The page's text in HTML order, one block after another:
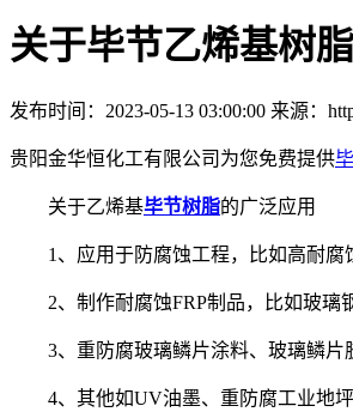
关于毕节乙烯基树
发布时间：2023-05-13 03:00:00 来源：
贵阳金华恒化工有限公司为您免费提供
关于乙烯基毕节树脂的广泛应用
1、应用于防腐蚀工程，比如高耐腐蚀
2、制作耐腐蚀FRP制品，比如玻璃
3、重防腐玻璃鳞片涂料、玻璃鳞片
4、其他如UV油墨、重防腐工业地坪